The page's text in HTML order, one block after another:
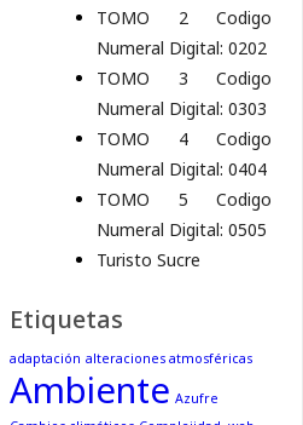
TOMO 2 Codigo
Numeral Digital: 0202
TOMO 3 Codigo
Numeral Digital: 0303
TOMO 4 Codigo
Numeral Digital: 0404
TOMO 5 Codigo
Numeral Digital: 0505
Turisto Sucre
Etiquetas
adaptación alteraciones atmosféricas
Ambiente Azufre